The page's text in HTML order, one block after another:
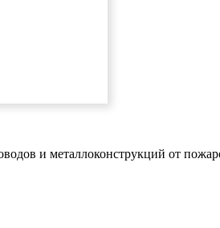
и металлоконструкций от